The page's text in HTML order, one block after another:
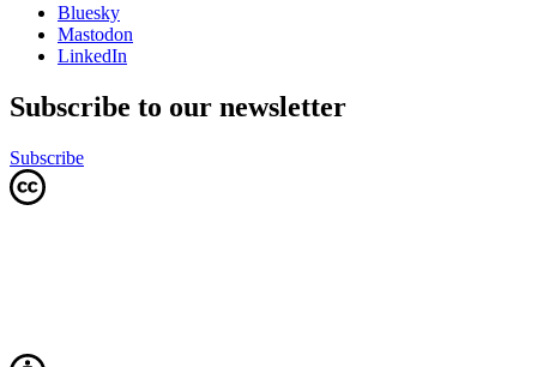
Bluesky
Mastodon
LinkedIn
Subscribe to our newsletter
Subscribe